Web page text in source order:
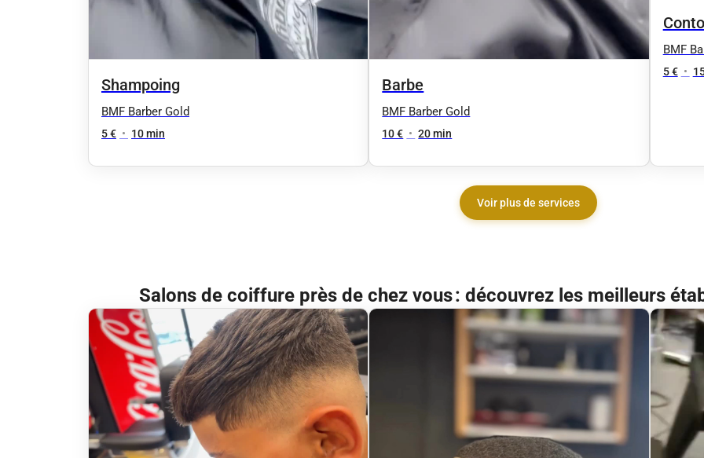
Shampoing
BMF Barber Gold
5 € • 10 min
Barbe
BMF Barber Gold
10 € • 20 min
BMF
5 € •
Voir plus de services
Salons de coiffure près de chez vous : découvrez les meilleurs